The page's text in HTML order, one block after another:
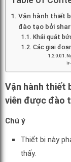
Vận hành thiết
đào tạo bởi
Khái quát
Các giai
Vận hành thiết
viên được đào
Chú ý
Thiết bị này
thấy.